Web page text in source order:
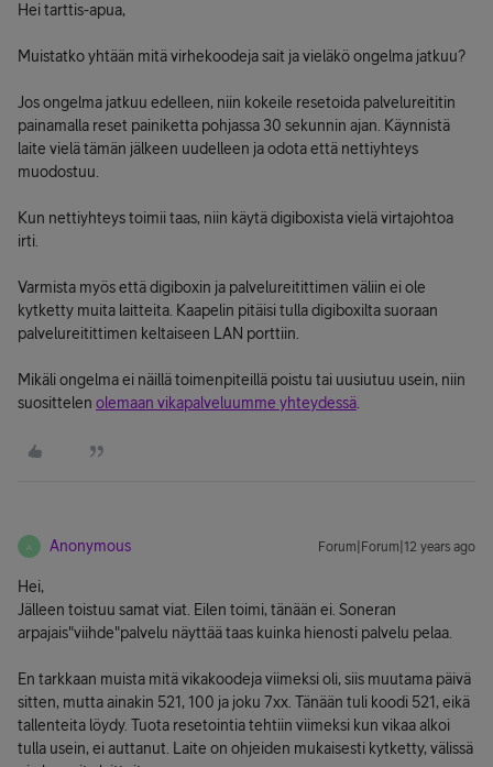
Hei tarttis-apua,
Muistatko yhtään mitä virhekoodeja sait ja vieläkö ongelma jatkuu?
Jos ongelma jatkuu edelleen, niin kokeile resetoida palvelureititin
painamalla reset painiketta pohjassa 30 sekunnin ajan. Käynnistä
laite vielä tämän jälkeen uudelleen ja odota että nettiyhteys
muodostuu.
Kun nettiyhteys toimii taas, niin käytä digiboxista vielä virtajohtoa
irti.
Varmista myös että digiboxin ja palvelureitittimen väliin ei ole
kytketty muita laitteita. Kaapelin pitäisi tulla digiboxilta suoraan
palvelureitittimen keltaiseen LAN porttiin.
Mikäli ongelma ei näillä toimenpiteillä poistu tai uusiutuu usein, niin
suosittelen olemaan vikapalveluumme yhteydessä
A Anonymous Forum|Forum|12 years ago
Hei,
Jälleen toistuu samat viat. Eilen toimi, tänään ei. Soneran
arpajais"viihde"palvelu näyttää taas kuinka hienosti palvelu pelaa.
En tarkkaan muista mitä vikakoodeja viimeksi oli, siis muutama päivä
sitten, mutta ainakin 521, 100 ja joku 7xx. Tänään tuli koodi 521, eikä
tallenteita löydy. Tuota resetointia tehtiin viimeksi kun vikaa alkoi
tulla usein, ei auttanut. Laite on ohjeiden mukaisesti kytketty, välissä